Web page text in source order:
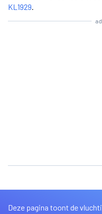
KL1929.
Deze pagina toont de